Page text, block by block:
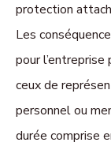
protection
Les
pour
ceux de
personnel ou
durée comprise